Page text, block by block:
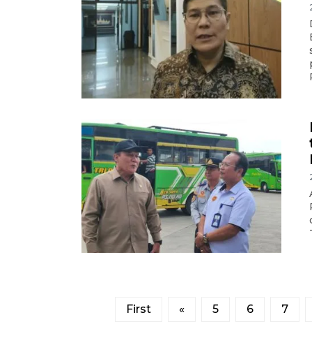
First « 5 6 7